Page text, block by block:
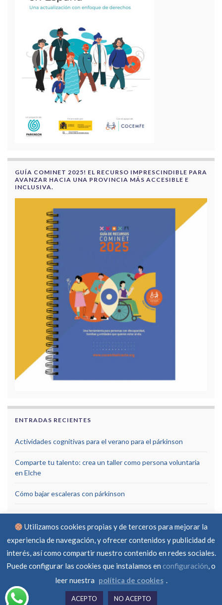
GUÍA COMINET 2025! EL RECURSO IMPRESCINDIBLE PARA
AVANZAR HACIA UNA PROVINCIA MÁS ACCESIBLE E
INCLUSIVA.
ENTRADAS RECIENTES
Actividades cognitivas para el verano para el párkinson
Comparte tu talento: crea un taller como persona voluntaria
en Elche
Cómo bajar escaleras con párkinson
Aviso Legal Política de privacidad
Política de cookies
© Asociación Parkinson Elche 2026 - Created byferraba
Hecho con
Graphene Themes
Utilizamos cookies propias y de terceros para mejorar la
experiencia de navegación, y ofrecer contenidos y publicidad de
interés, así como compartir nuestro contenido en redes sociales.
Puede configurar las cookies que instalamos en configuración, o
leer nuestra política de cookies .
ACEPTO NO ACEPTO